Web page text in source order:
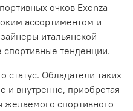
очков Exenza
ассортиментом и
итальянской
тенденции.
статус. Обладатели таких
и внутренне, приобретая
желаемого спортивного